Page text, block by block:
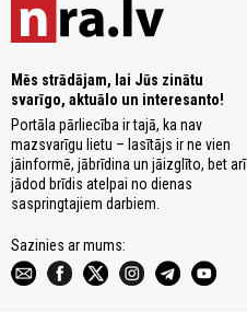
Mēs strādājam, lai Jūs zinātu
svarīgo, aktuālo un interesanto!
Portāla pārliecība ir tajā, ka nav
mazsvarīgu lietu – lasītājs ir ne vien
jāinformē, jābrīdina un jāizglīto, bet arī
jādod brīdis atelpai no dienas
saspringtajiem darbiem.
Sazinies ar mums: